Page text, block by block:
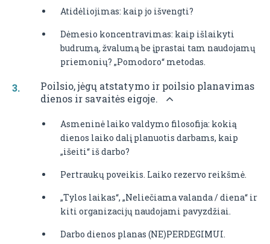
Atidėliojimas: kaip jo išvengti?
Dėmesio koncentravimas: kaip išlaikyti
budrumą, žvalumą be įprastai tam naudojamų
priemonių? „Pomodoro“ metodas.
Poilsio, jėgų atstatymo ir poilsio planavimas
dienos ir savaitės eigoje.
Asmeninė laiko valdymo filosofija: kokią
dienos laiko dalį planuotis darbams, kaip
„išeiti“ iš darbo?
Pertraukų poveikis. Laiko rezervo reikšmė.
„Tylos laikas“, „Neliečiama valanda / diena“ ir
kiti organizacijų naudojami pavyzdžiai.
Darbo dienos planas (NE)PERDEGIMUI.